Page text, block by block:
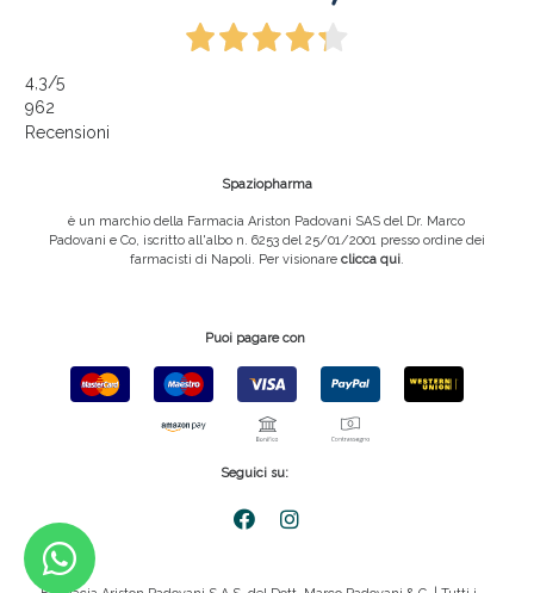
4,3/5
962
Recensioni
Spaziopharma
è un marchio della Farmacia Ariston Padovani SAS del Dr. Marco
Padovani e Co, iscritto all'albo n. 6253 del 25/01/2001 presso ordine dei
farmacisti di Napoli. Per visionare clicca qui.
Puoi pagare con
Seguici su: